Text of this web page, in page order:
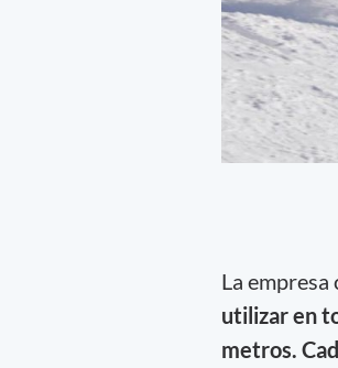
La empresa
utilizar en
metros.